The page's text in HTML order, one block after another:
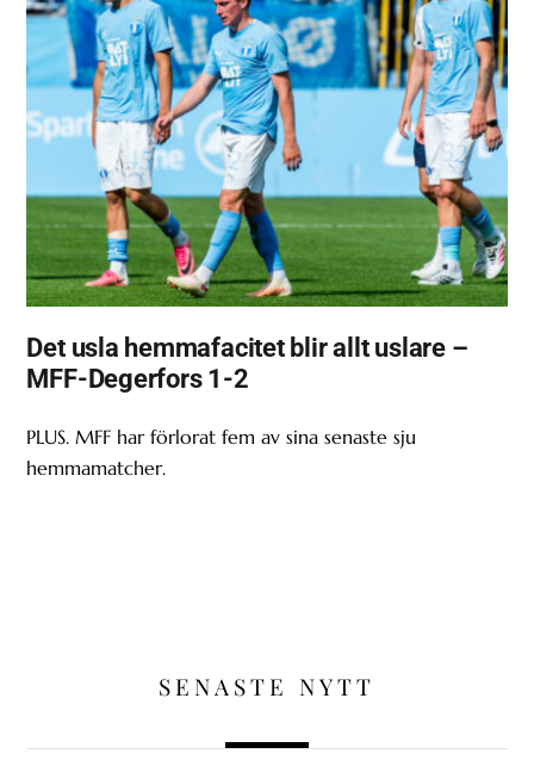
Det usla hemmafacitet blir allt uslare –
MFF-Degerfors 1-2
PLUS. MFF har förlorat fem av sina senaste sju
hemmamatcher.
SENASTE NYTT